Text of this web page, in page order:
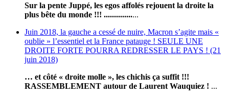
Sur la pente Juppé, les egos affolés rejouent la droite la
plus bête du monde !!! .................
Juin 2018, la gauche a cessé de nuire, Macron s’agite mais «
oublie » l’essentiel et la France patauge ! SEULE UNE
DROITE FORTE POURRA REDRESSER LE PAYS ! (21
juin 2018)
… et côté « droite molle », les chichis ça suffit !!!
RASSEMBLEMENT autour de Laurent Wauquiez ! ...